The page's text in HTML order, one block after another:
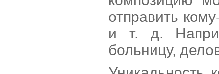
отправить
и т. д.
больницу,